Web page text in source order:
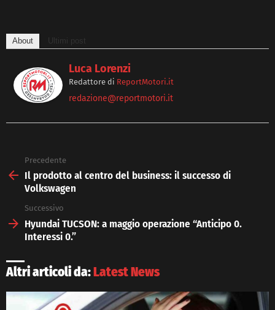
About Ultimi post
Luca Lorenzi
Redattore di ReportMotori.it
redazione@reportmotori.it
more
Precedente
Il prodotto al centro del business: il successo di
Volkswagen
Successivo
Hyundai TUCSON: a maggio operazione “Anticipo 0.
Interessi 0.”
Altri articoli da:Latest News